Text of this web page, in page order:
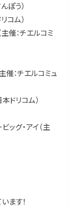
ぽう）
コム）
催：チエルコミ
：チエルコミュ
ドリコム）
グ・アイ（主
ます！